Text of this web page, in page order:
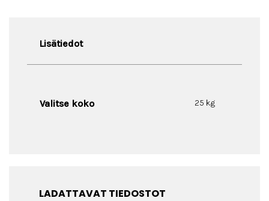
Lisätiedot
Valitse koko 25 kg
LADATTAVAT TIEDOSTOT